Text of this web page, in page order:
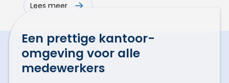
Lees meer
Een prettige kantoor­
omgeving voor alle
medewerkers